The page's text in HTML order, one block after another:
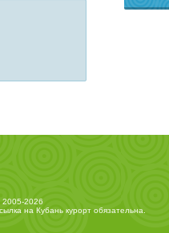
2005-2026
на Кубань курортобязательна.